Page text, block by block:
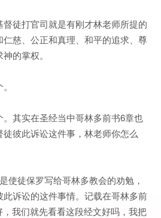
督徒打官司就是有刚才林老师所提的
慈、公正和真理、和平的追求、尊
的掌权。
其实在圣经当中哥林多前书6章也
彼此诉讼这件事，林老师你怎么
使徒保罗写给哥林多教会的劝勉，
诉讼的这件事情。记载在哥林多前
我们就先看看这段经文好吗，我把